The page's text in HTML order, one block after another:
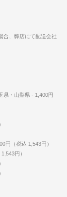
合、弊店にて配送会社
県・山梨県 - 1,400円
円（税込 1,543円）
円）